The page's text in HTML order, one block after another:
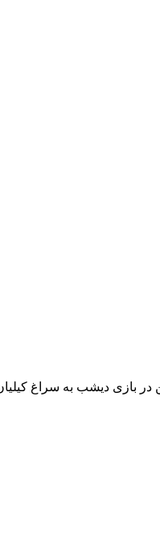
بازی دیشب به سراغ